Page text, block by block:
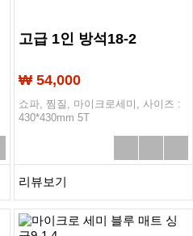
고급 1인 방석18-2
₩ 54,000
쇼파, 찜질, 마이크로세미, 사이즈 :
430*430mm 5T
리뷰보기